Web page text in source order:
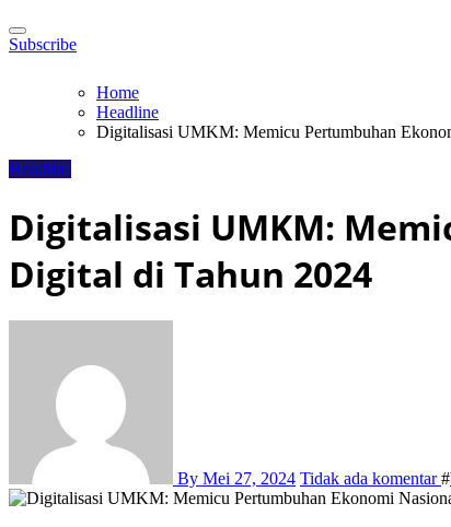
Subscribe
Home
Headline
Digitalisasi UMKM: Memicu Pertumbuhan
Headline
Digitalisasi UMKM:
Digital di Tahun 2024
By Mei 27, 2024 Tidak ada komentar#